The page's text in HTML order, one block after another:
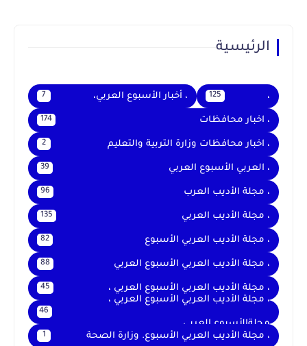
الرئيسية
، 125 ، أخبار الأسبوع العربي، 7
، اخبار محافظات 174
، اخبار محافظات وزارة التربية والتعليم 2
، العربي الأسبوع العربي 39
، مجلة الأديب العرب 96
، مجلة الأديب العربي 135
، مجلة الأديب العربي الأسبوع 82
، مجلة الأديب العربي الأسبوع العربي 88
، مجلة الأديب العربي الأسبوع العربي ، 45
، مجلة الأديب العربي الأسبوع العربي ،
مجلةالأسبوع العربي
46
، مجلة الأديب العربي الأسبوع. وزارة الصحة 1